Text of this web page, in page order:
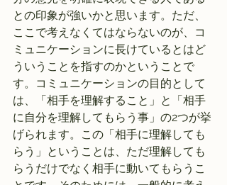
との印象が強いかと思います。ただ、
ここで考えなくてはならないのが、コ
ミュニケーションに長けているとはど
ういうことを指すのかということで
す。コミュニケーションの目的として
は、「相手を理解すること」と「相手
に自分を理解してもらう事」の2つが挙
げられます。この「相手に理解しても
らう」ということは、ただ理解しても
らうだけでなく相手に動いてもらうこ